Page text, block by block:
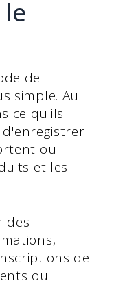
de
simple. Au
ce qu'ils
ou
et les
des
de
ou